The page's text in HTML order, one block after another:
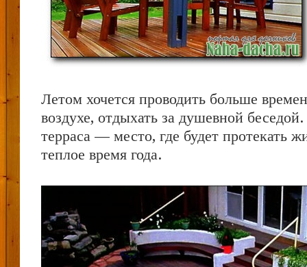
Летом хочется проводить больше
воздухе, отдыхать за душевной
терраса — место, где будет протекать
теплое время года.